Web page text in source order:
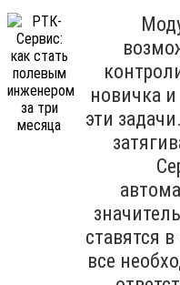
новичка
эти
ставятся
все